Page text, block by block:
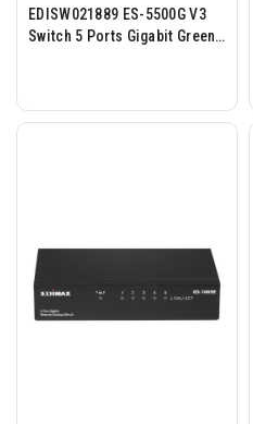
EDISW021889 ES-5500G V3
Switch 5 Ports Gigabit Green